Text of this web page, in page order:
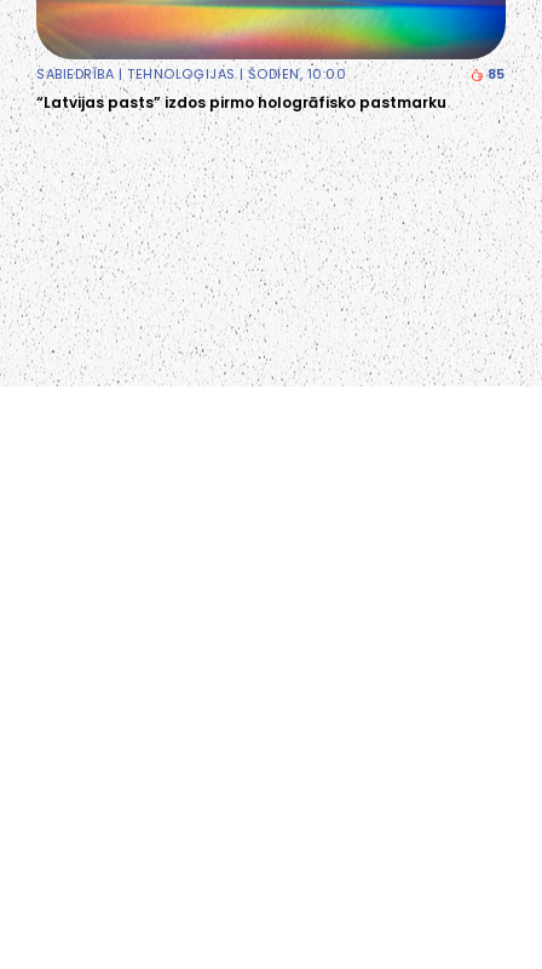
SABIEDRĪBA |TEHNOLOĢIJAS| ŠODIEN, 10:00 85
“Latvijas pasts” izdos pirmo hologrāfisko pastmarku